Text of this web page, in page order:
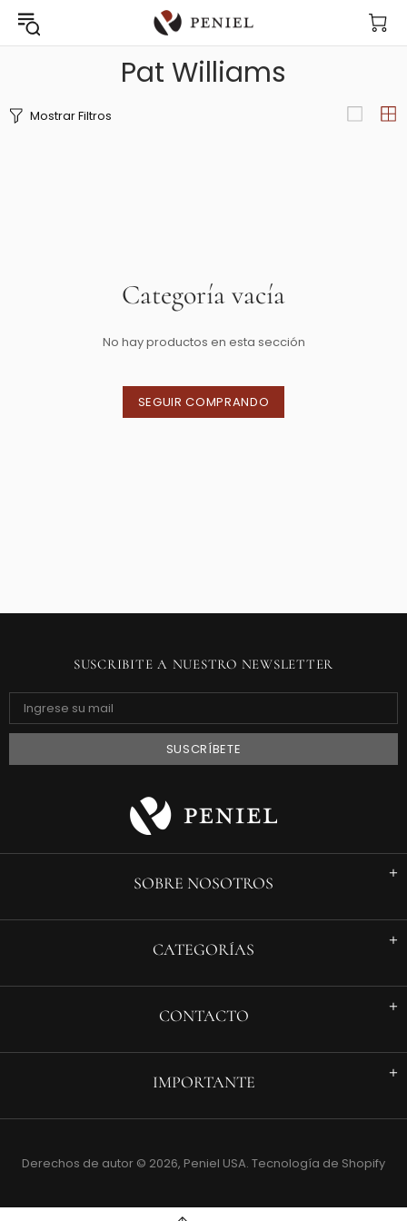
Pat Williams
Mostrar Filtros
Categoría vacía
No hay productos en esta sección
SEGUIR COMPRANDO
SUSCRIBITE A NUESTRO NEWSLETTER
SOBRE NOSOTROS
CATEGORÍAS
CONTACTO
IMPORTANTE
Derechos de autor © 2026, Peniel USA. Tecnología de Shopify